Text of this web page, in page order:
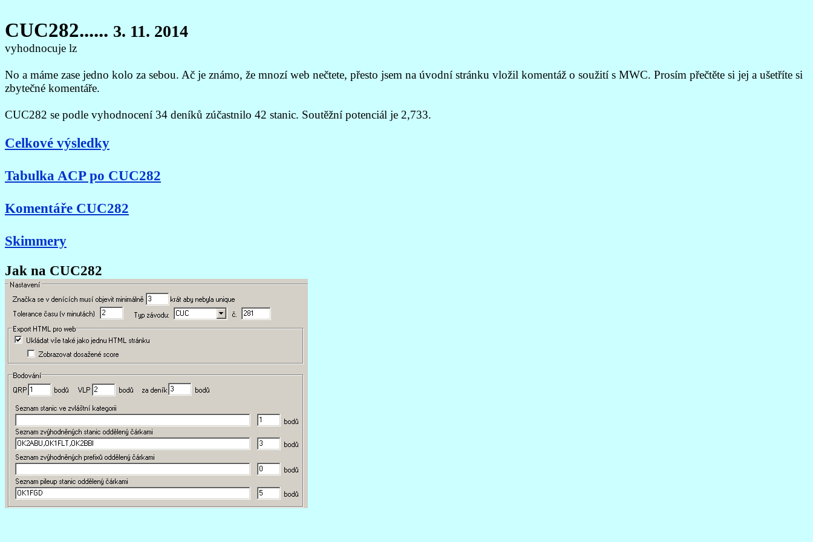
CUC282...... 3. 11. 2014
vyhodnocuje lz
No a máme zase jedno kolo za sebou. Ač je známo, že mnozí web nečtete, přesto jsem na úvodní stránku vložil komentáž o soužití s MWC. Prosím přečtěte si jej a ušetříte si
zbytečné komentáře.
CUC282 se podle vyhodnocení 34 deníků zúčastnilo 42 stanic. Soutěžní potenciál je 2,733.
Celkové výsledky
Tabulka ACP po CUC282
Komentáře CUC282
Skimmery
Jak na CUC282